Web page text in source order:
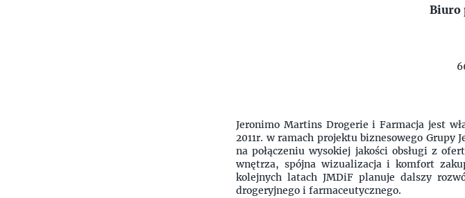
Biuro
Jeronimo Martins Drogerie i Farmacja jest
2011r. w ramach projektu biznesowego Grupy
na połączeniu wysokiej jakości obsługi z
wnętrza, spójna wizualizacja i komfort
kolejnych latach JMDiF planuje dalszy
drogeryjnego i farmaceutycznego.